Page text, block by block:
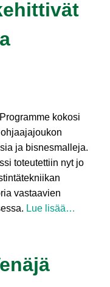
kokosi
ja bisnesmalleja.
toteutettiin nyt jo
vastaavien
Lue lisää…